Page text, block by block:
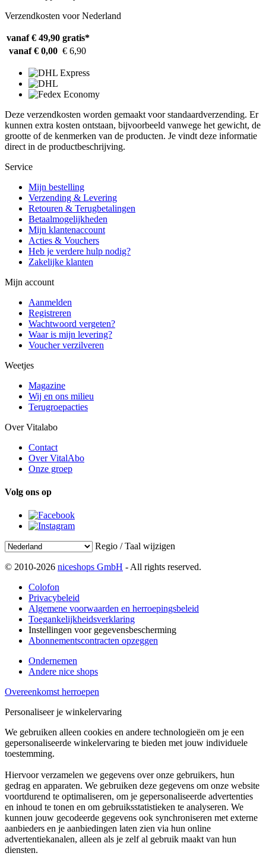
Verzendkosten voor Nederland
vanaf € 49,90 gratis*
vanaf € 0,00 € 6,90
Deze verzendkosten worden gemaakt voor standaardverzending. Er
kunnen extra kosten ontstaan, bijvoorbeeld vanwege het gewicht, de
grootte of de kenmerken van de producten. Je vindt deze informatie
direct in de productbeschrijving.
Service
Mijn bestelling
Verzending & Levering
Retouren & Terugbetalingen
Betaalmogelijkheden
Mijn klantenaccount
Acties & Vouchers
Heb je verdere hulp nodig?
Zakelijke klanten
Mijn account
Aanmelden
Registreren
Wachtwoord vergeten?
Waar is mijn levering?
Voucher verzilveren
Weetjes
Magazine
Wij en ons milieu
Terugroepacties
Over Vitalabo
Contact
Over VitalAbo
Onze groep
Volg ons op
Regio / Taal wijzigen
© 2010-2026 niceshops GmbH - All rights reserved.
Colofon
Privacybeleid
Algemene voorwaarden en herroepingsbeleid
Toegankelijkheidsverklaring
Instellingen voor gegevensbescherming
Abonnementscontracten opzeggen
Ondernemen
Andere nice shops
Overeenkomst herroepen
Personaliseer je winkelervaring
We gebruiken alleen cookies en andere technologieën om je een
gepersonaliseerde winkelervaring te bieden met jouw individuele
toestemming.
Hiervoor verzamelen we gegevens over onze gebruikers, hun
gedrag en apparaten. We gebruiken deze gegevens om onze website
voortdurend te optimaliseren, om je gepersonaliseerde advertenties
en inhoud te tonen en om gebruiksstatistieken te analyseren. We
kunnen jouw gecodeerde gegevens ook synchroniseren met externe
aanbieders en je aanbiedingen laten zien via hun online
advertentiekanalen, alleen als je zelf al gebruik maakt van hun
diensten.